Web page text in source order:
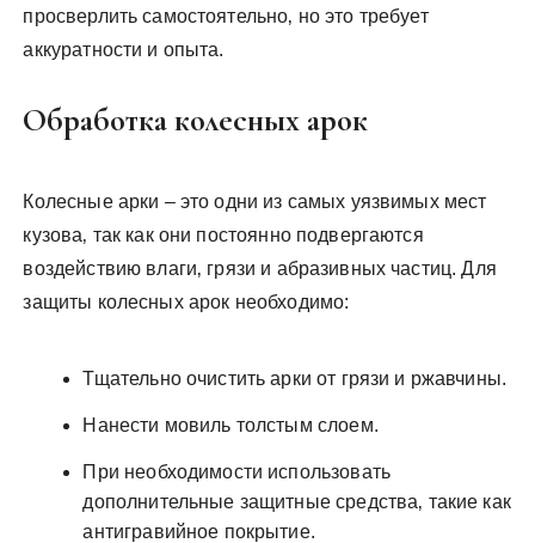
просверлить самостоятельно‚ но это требует
аккуратности и опыта.
Обработка колесных арок
Колесные арки – это одни из самых уязвимых мест
кузова‚ так как они постоянно подвергаются
воздействию влаги‚ грязи и абразивных частиц. Для
защиты колесных арок необходимо:
Тщательно очистить арки от грязи и ржавчины.
Нанести мовиль толстым слоем.
При необходимости использовать
дополнительные защитные средства‚ такие как
антигравийное покрытие.